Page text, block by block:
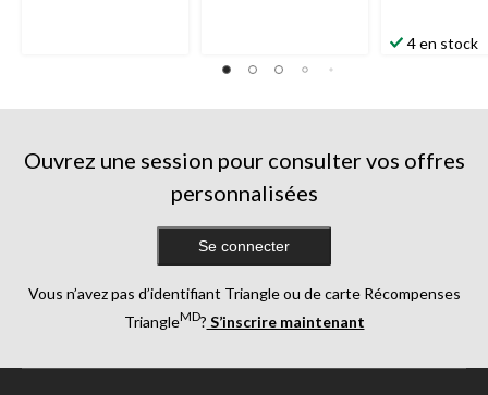
4 en stock
Ouvrez une session pour consulter vos offres
personnalisées
Se connecter
Vous n’avez pas d’identifiant Triangle ou de carte Récompenses
TriangleMD? S’inscrire maintenant